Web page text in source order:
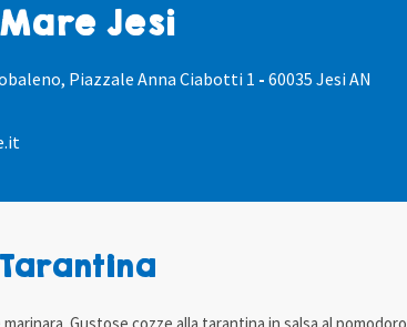
Jesi
Piazzale Anna Ciabotti 1 - 60035 Jesi AN